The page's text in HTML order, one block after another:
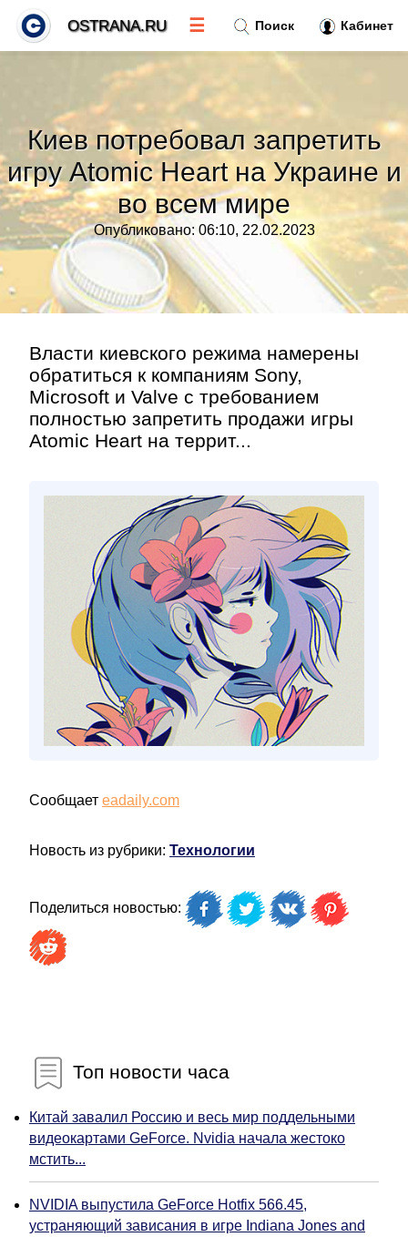
Киев потребовал запретить
игру Atomic Heart на Украине и
во всем мире
Опубликовано: 06:10, 22.02.2023
Власти киевского режима намерены
обратиться к компаниям Sony,
Microsoft и Valve с требованием
полностью запретить продажи игры
Atomic Heart на террит...
Сообщает eadaily.com
Новость из рубрики: Технологии
Поделиться новостью:
Топ новости часа
Китай завалил Россию и весь мир поддельными
видеокартами GeForce. Nvidia начала жестоко
мстить...
NVIDIA выпустила GeForce Hotfix 566.45,
устраняющий зависания в игре Indiana Jones and
Поиск Кабинет
OSTRANA.RU ☰
Тренды новостей»
Рубрики»
Правила
Контакт»